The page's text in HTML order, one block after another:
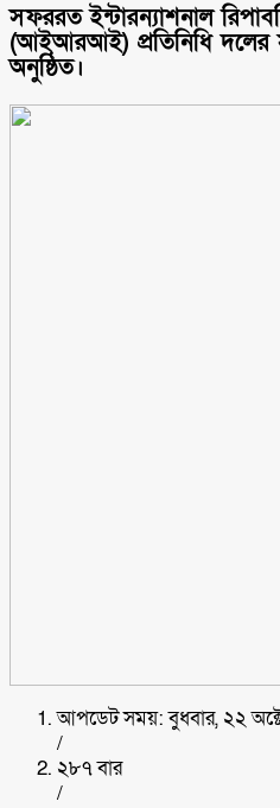
সফররত ইন্টারন্যাশনাল
(আইআরআই) প্রতিনিধি দলের
অনুষ্ঠিত।
আপডেট সময়: বুধবার, ২২
/
২৮৭ বার
/